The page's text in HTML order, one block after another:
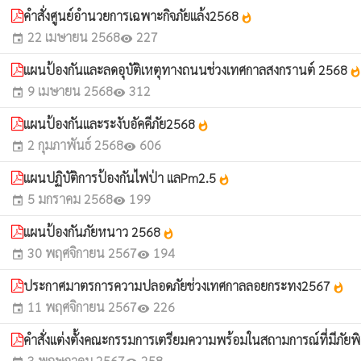
คำสั่งศูนย์อำนวยการเฉพาะกิจภัยแล้ง2568 whatshot
event 22 เมษายน 2568visibility 227
แผนป้องกันและลดอุบัติเหตุทางถนนช่วงเทศกาลสงกรานต์ 2568 whatshot
event 9 เมษายน 2568visibility 312
แผนป้องกันและระงับอัคคีภัย2568 whatshot
event 2 กุมภาพันธ์ 2568visibility 606
แผนปฏิบัติการป้องกันไฟป่า แลPm2.5 whatshot
event 5 มกราคม 2568visibility 199
แผนป้องกันภัยหนาว 2568 whatshot
event 30 พฤศจิกายน 2567visibility 194
ประกาศมาตรการความปลอดภัยช่วงเทศกาลลอยกระทง2567 whatshot
event 11 พฤศจิกายน 2567visibility 226
คำสั่งแต่งตั้งคณะกรรมการเตรียมความพร้อมในสถามการณ์ที่มีภัย